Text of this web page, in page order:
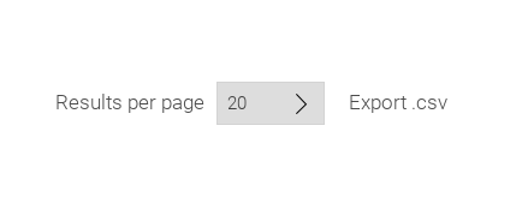
Results per page Export .csv